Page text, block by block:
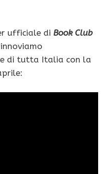
ufficiale di Book Club
di tutta Italia con la